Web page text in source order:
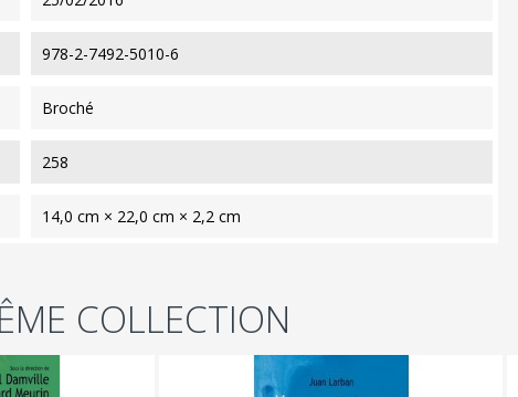
978-2-7492-5010-6
Broché
258
14,0 cm × 22,0 cm × 2,2 cm
COLLECTION